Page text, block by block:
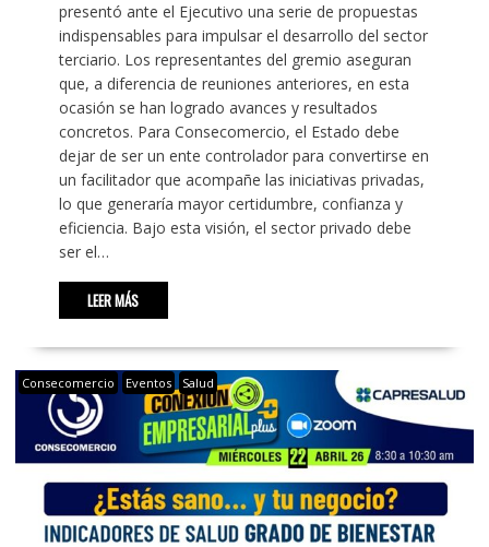
presentó ante el Ejecutivo una serie de propuestas
indispensables para impulsar el desarrollo del sector
terciario. Los representantes del gremio aseguran
que, a diferencia de reuniones anteriores, en esta
ocasión se han logrado avances y resultados
concretos. Para Consecomercio, el Estado debe
dejar de ser un ente controlador para convertirse en
un facilitador que acompañe las iniciativas privadas,
lo que generaría mayor certidumbre, confianza y
eficiencia. Bajo esta visión, el sector privado debe
ser el…
LEER MÁS
Consecomercio Eventos Salud